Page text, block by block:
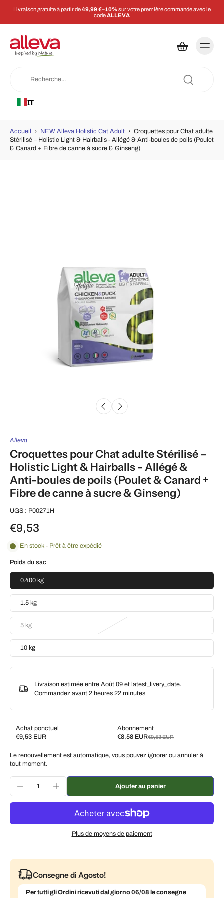
Livraison gratuite à partir de49,99 €–10% sur votre première commande avec le
codeALLEVA
IT
Accueil › NEW Alleva Holistic Cat Adult › Croquettes pour Chat adulte
Stérilisé – Holistic Light & Hairballs - Allégé & Anti-boules de poils (Poulet
& Canard + Fibre de canne à sucre & Ginseng)
Alleva
Croquettes pour Chat adulte Stérilisé –
Holistic Light & Hairballs - Allégé &
Anti-boules de poils (Poulet & Canard +
Fibre de canne à sucre & Ginseng)
UGS : P00271H
€9,53
En stock - Prêt à être expédié
Poids du sac
0.400 kg
1.5 kg
5 kg
10 kg
Livraison estimée entre Août 09 et latest_livery_date.
Commandez avant 2 heures 22 minutes
Achat ponctuel
€9,53 EUR
Abonnement
€8,58 EUR€9,53 EUR
Subscribe and save
Livrez toutes les 2 semaines, 10 % de réduction
Livrez toutes les 3 semaines, 7 % de réduction
€8,86 EUR
Livrez chaque mois, 5 % de réduction
Le renouvellement est automatique, vous pouvez ignorer ou annuler à
tout moment.
Ajouter au panier
Plus de moyens de paiement
Consegne di Agosto!
Per tutti gli Ordini ricevuti dal giorno 06/08 le consegne